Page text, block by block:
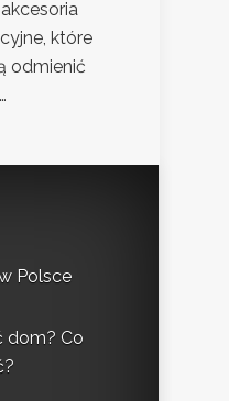
które
odmienić
Polsce
dom? Co